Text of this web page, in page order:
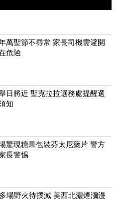
萬聖節不尋常 家長司機需避開
危險
日將近 聖克拉拉選務處提醒選
知
驚現糖果包裝芬太尼藥片 警方
長警惕
場野火待撲滅 美西北濃煙瀰漫